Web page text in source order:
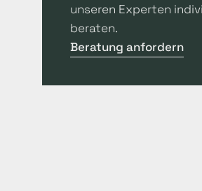
unseren Experten
beraten.
Beratung anfordern